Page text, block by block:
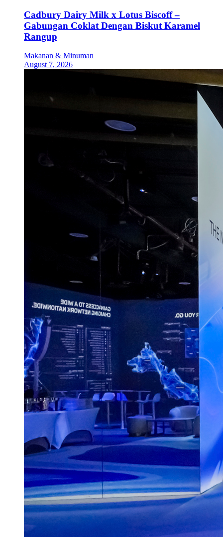
Cadbury Dairy Milk x Lotus Biscoff –
Gabungan Coklat Dengan Biskut Karamel
Rangup
Makanan & Minuman
August 7, 2026